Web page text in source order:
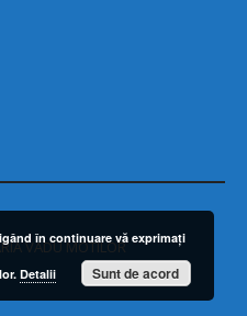
VADU MOTILOR
în continuare vă exprimaţi
Detalii Sunt de acord